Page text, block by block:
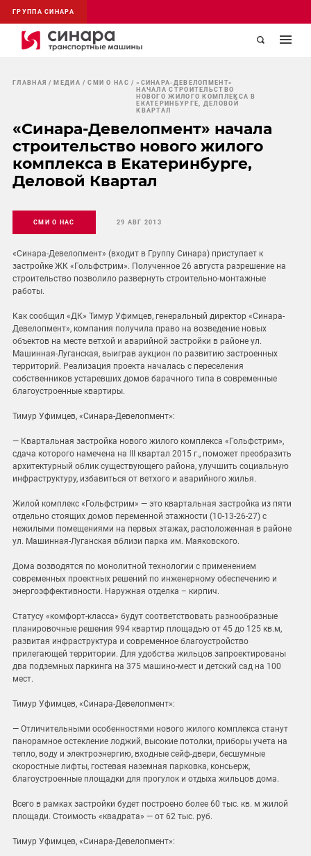
ГРУППА СИНАРА
ГЛАВНАЯ МЕДИА СМИ О НАС
«СИНАРА-ДЕВЕЛОПМЕНТ»
НАЧАЛА СТРОИТЕЛЬСТВО
НОВОГО ЖИЛОГО КОМПЛЕКСА В
ЕКАТЕРИНБУРГЕ, ДЕЛОВОЙ
КВАРТАЛ
«Синара-Девелопмент» начала
строительство нового жилого
комплекса в Екатеринбурге,
Деловой Квартал
СМИ О НАС 29 АВГ 2013
«Синара-Девелопмент» (входит в Группу Синара) приступает к
застройке ЖК «Гольфстрим». Полученное 26 августа разрешение на
строительство позволило развернуть строительно-монтажные
работы.
Как сообщил «ДК» Тимур Уфимцев, генеральный директор «Синара-
Девелопмент», компания получила право на возведение новых
объектов на месте ветхой и аварийной застройки в районе ул.
Машинная-Луганская, выиграв аукцион по развитию застроенных
территорий. Реализация проекта началась с переселения
собственников устаревших домов барачного типа в современные
благоустроенные квартиры.
Тимур Уфимцев, «Синара-Девелопмент»:
— Квартальная застройка нового жилого комплекса «Гольфстрим»,
сдача которого намечена на III квартал 2015 г., поможет преобразить
архитектурный облик существующего района, улучшить социальную
инфраструктуру, избавиться от ветхого и аварийного жилья.
Жилой комплекс «Гольфстрим» — это квартальная застройка из пяти
отдельно стоящих домов переменной этажности (10-13-26-27) с
нежилыми помещениями на первых этажах, расположенная в районе
ул. Машинная-Луганская вблизи парка им. Маяковского.
Дома возводятся по монолитной технологии с применением
современных проектных решений по инженерному обеспечению и
энергоэффективности. Наружная отделка – кирпич.
Статусу «комфорт-класса» будут соответствовать разнообразные
планировочные решения 994 квартир площадью от 45 до 125 кв.м,
развитая инфраструктура и современное благоустройство
прилегающей территории. Для удобства жильцов запроектированы
два подземных паркинга на 375 машино-мест и детский сад на 100
мест.
Тимур Уфимцев, «Синара-Девелопмент»:
— Отличительными особенностями нового жилого комплекса станут
панорамное остекление лоджий, высокие потолки, приборы учета на
тепло, воду и электроэнергию, входные сейф-двери, бесшумные
скоростные лифты, гостевая наземная парковка, консьерж,
благоустроенные площадки для прогулок и отдыха жильцов дома.
Всего в рамках застройки будет построено более 60 тыс. кв. м жилой
площади. Стоимость «квадрата» — от 62 тыс. руб.
Тимур Уфимцев, «Синара-Девелопмент»: